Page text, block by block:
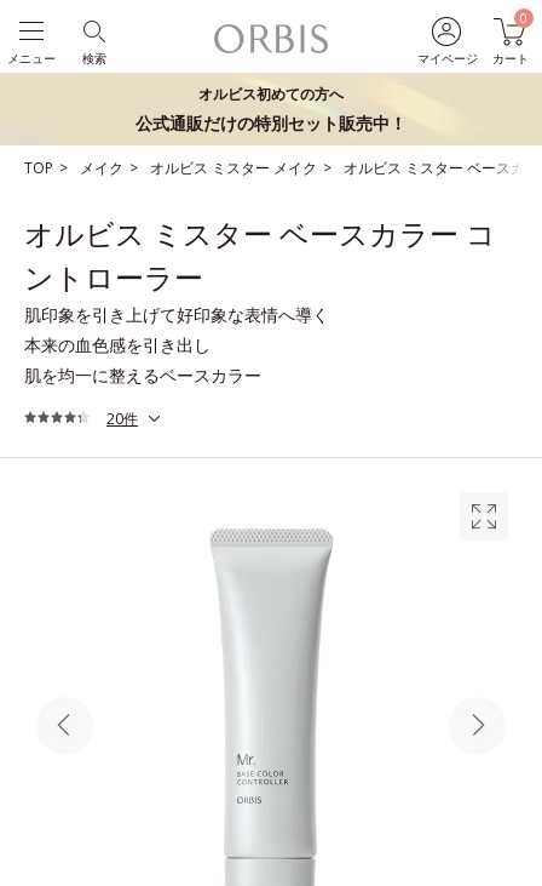
マイページ
0
カート
検索
メニュー
オルビス初めての方へ
公式通販だけの特別セット販売中！
TOP メイク オルビス ミスター メイク オルビス ミスター ベースカ
オルビス ミスター ベースカラー コ
ントローラー
肌印象を引き上げて好印象な表情へ導く
本来の血色感を引き出し
肌を均一に整えるベースカラー
20件